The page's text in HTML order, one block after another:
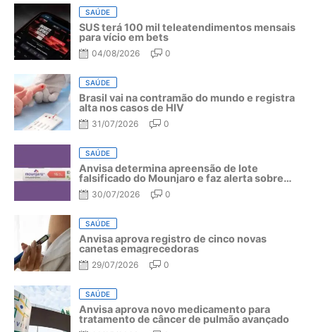
SAÚDE
SUS terá 100 mil teleatendimentos mensais
para vício em bets
04/08/2026 0
SAÚDE
Brasil vai na contramão do mundo e registra
alta nos casos de HIV
31/07/2026 0
SAÚDE
Anvisa determina apreensão de lote
falsificado do Mounjaro e faz alerta sobre
riscos do medicamento
30/07/2026 0
SAÚDE
Anvisa aprova registro de cinco novas
canetas emagrecedoras
29/07/2026 0
SAÚDE
Anvisa aprova novo medicamento para
tratamento de câncer de pulmão avançado